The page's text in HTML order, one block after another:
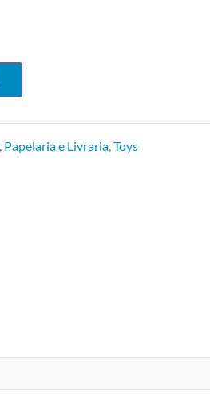
Papelaria e Livraria ,Toys